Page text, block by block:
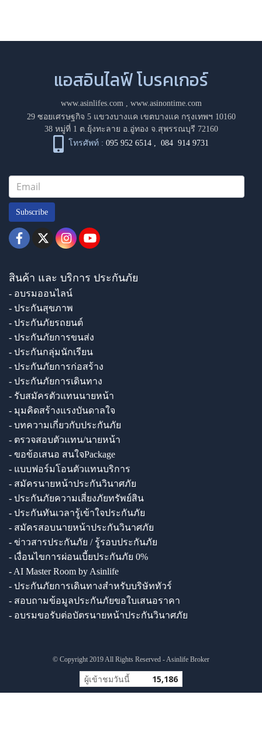
แอสอินไลฟ์ โบรคเกอร์
www.asinlifes.com, www.asinontime.com
29 ซอยเศรษฐกิจ 5 แขวงบางแค เขตบางแค กรุงเทพฯ 10160
38 หมู่ที่ 1 ต.ยุ้งทะลาย อ.อู่ทอง จ.สุพรรณบุรี 72160
โทรศัพท์ : 095 952 6514 ,084 914 9731
Subscribe
สินค้า และ บริการ ประกันภัย
- อบรมออนไลน์
- ประกันสุขภาพ
- ประกันภัยรถยนต์
- ประกันภัยการขนส่ง
- ประกันกลุ่มนักเรียน
- ประกันภัยการก่อสร้าง
- ประกันภัยการเดินทาง
- รับสมัครตัวแทนนายหน้า
- มุมคิดสร้างแรงบันดาลใจ
- บทความเกี่ยวกับประกันภัย
- ตรวจสอบตัวแทน/นายหน้า
- ขอข้อเสนอ สนใจPackage
- แบบฟอร์มโอนตัวแทนบริการ
- สมัครนายหน้าประกันวินาศภัย
- ประกันภัยความเสี่ยงภัยทรัพย์สิน
- ประกันทันเวลารู้เข้าใจประกันภัย
- สมัครสอบนายหน้าประกันวินาศภัย
- ข่าวสารประกันภัย / รู้รอบประกันภัย
- เงื่อนไขการผ่อนเบี้ยประกันภัย 0%
- AI Master Room by Asinlife
- ประกันภัยการเดินทางสำหรับบริษัททัวร์
- สอบถามข้อมูลประกันภัยขอใบเสนอราคา
- อบรมขอรับต่อบัตรนายหน้าประกันวินาศภัย
© Copyright 2019 All Rights Reserved - Asinlife Broker
ผู้เข้าชมวันนี้ 15,186